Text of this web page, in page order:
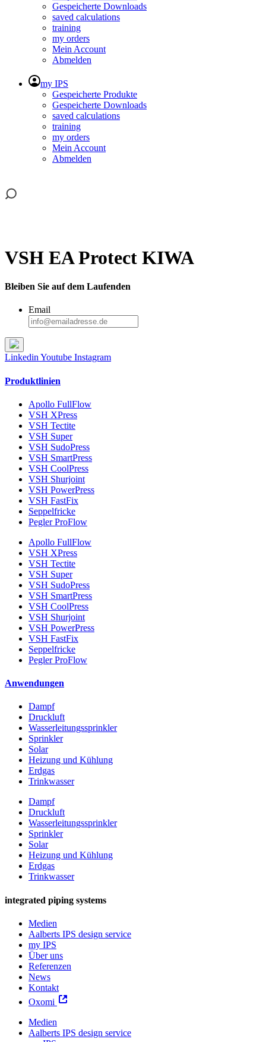
Gespeicherte Downloads
saved calculations
training
my orders
Mein Account
Abmelden
my IPS
Gespeicherte Produkte
Gespeicherte Downloads
saved calculations
training
my orders
Mein Account
Abmelden
VSH EA Protect KIWA
Bleiben Sie auf dem Laufenden
Email
Linkedin Youtube Instagram
Produktlinien
Apollo FullFlow
VSH XPress
VSH Tectite
VSH Super
VSH SudoPress
VSH SmartPress
VSH CoolPress
VSH Shurjoint
VSH PowerPress
VSH FastFix
Seppelfricke
Pegler ProFlow
Apollo FullFlow
VSH XPress
VSH Tectite
VSH Super
VSH SudoPress
VSH SmartPress
VSH CoolPress
VSH Shurjoint
VSH PowerPress
VSH FastFix
Seppelfricke
Pegler ProFlow
Anwendungen
Dampf
Druckluft
Wasserleitungssprinkler
Sprinkler
Solar
Heizung und Kühlung
Erdgas
Trinkwasser
Dampf
Druckluft
Wasserleitungssprinkler
Sprinkler
Solar
Heizung und Kühlung
Erdgas
Trinkwasser
integrated piping systems
Medien
Aalberts IPS design service
my IPS
Über uns
Referenzen
News
Kontakt
Oxomi
Medien
Aalberts IPS design service